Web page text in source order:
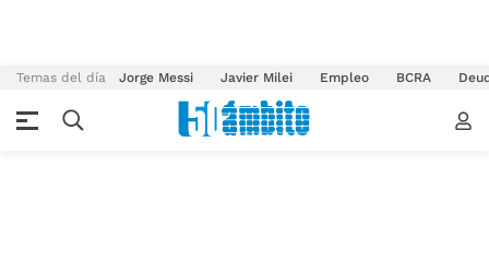
Temas del día Jorge Messi Javier Milei Empleo BCRA